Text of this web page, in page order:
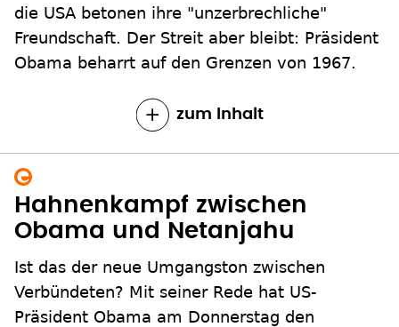
die USA betonen ihre "unzerbrechliche"
Freundschaft. Der Streit aber bleibt: Präsident
Obama beharrt auf den Grenzen von 1967.
zum Inhalt
Hahnenkampf zwischen
Obama und Netanjahu
Ist das der neue Umgangston zwischen
Verbündeten? Mit seiner Rede hat US-
Präsident Obama am Donnerstag den